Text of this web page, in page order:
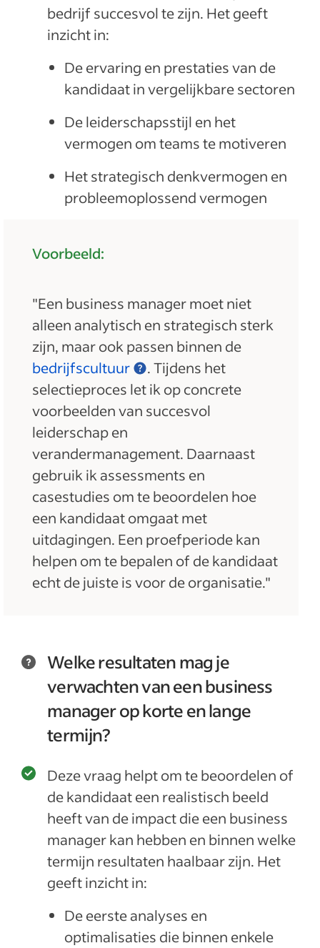
bedrijf succesvol te zijn. Het geeft
inzicht in:
De ervaring en prestaties van de
kandidaat in vergelijkbare sectoren
De leiderschapsstijl en het
vermogen om teams te motiveren
Het strategisch denkvermogen en
probleemoplossend vermogen
Voorbeeld:
"Een business manager moet niet
alleen analytisch en strategisch sterk
zijn, maar ook passen binnen de
bedrijfscultuur
. Tijdens het
selectieproces let ik op concrete
voorbeelden van succesvol
leiderschap en
verandermanagement. Daarnaast
gebruik ik assessments en
casestudies om te beoordelen hoe
een kandidaat omgaat met
uitdagingen. Een proefperiode kan
helpen om te bepalen of de kandidaat
echt de juiste is voor de organisatie."
Welke resultaten mag je
verwachten van een business
manager op korte en lange
termijn?
Deze vraag helpt om te beoordelen of
de kandidaat een realistisch beeld
heeft van de impact die een business
manager kan hebben en binnen welke
termijn resultaten haalbaar zijn. Het
geeft inzicht in:
De eerste analyses en
optimalisaties die binnen enkele